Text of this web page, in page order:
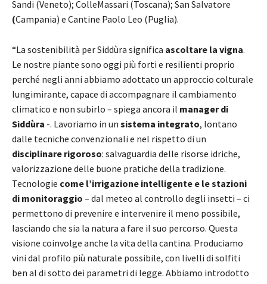
Sandi (Veneto); ColleMassari (Toscana); San Salvatore
(Campania) e Cantine Paolo Leo (Puglia).
“La sostenibilità per Siddùra significa ascoltare la vigna.
Le nostre piante sono oggi più forti e resilienti proprio
perché negli anni abbiamo adottato un approccio colturale
lungimirante, capace di accompagnare il cambiamento
climatico e non subirlo – spiega ancora il manager di
Siddùra -. Lavoriamo in un sistema integrato, lontano
dalle tecniche convenzionali e nel rispetto di un
disciplinare rigoroso: salvaguardia delle risorse idriche,
valorizzazione delle buone pratiche della tradizione.
Tecnologie come l’irrigazione intelligente e le stazioni
di monitoraggio – dal meteo al controllo degli insetti – ci
permettono di prevenire e intervenire il meno possibile,
lasciando che sia la natura a fare il suo percorso. Questa
visione coinvolge anche la vita della cantina. Produciamo
vini dal profilo più naturale possibile, con livelli di solfiti
ben al di sotto dei parametri di legge. Abbiamo introdotto